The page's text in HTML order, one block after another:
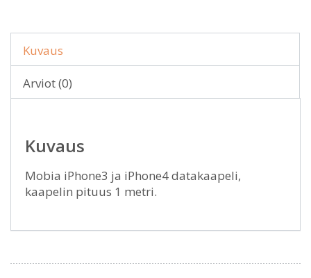
Kuvaus
Arviot (0)
Kuvaus
Mobia iPhone3 ja iPhone4 datakaapeli,
kaapelin pituus 1 metri.